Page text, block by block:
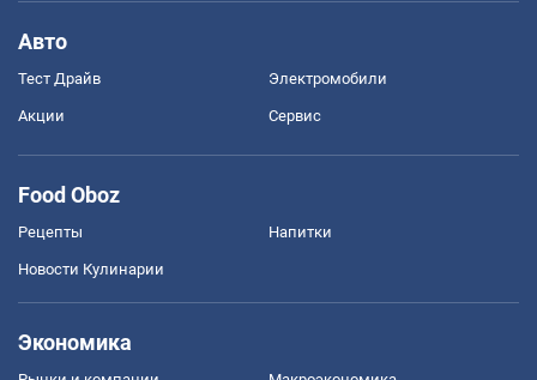
Авто
Тест Драйв Электромобили
Акции Сервис
Food Oboz
Рецепты Напитки
Новости Кулинарии
Экономика